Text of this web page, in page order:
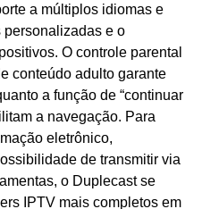
a múltiplos idiomas e
e o
O controle parental
conteúdo adulto garante
a função de “continuar
a navegação. Para
eletrônico,
de transmitir via
o Duplecast se
IPTV mais completos em